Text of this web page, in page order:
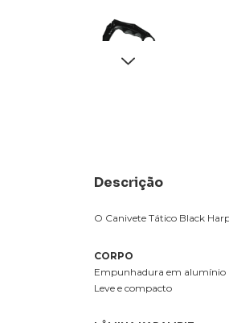
Descrição
O Canivete Tático Black
CORPO
Empunhadura em alumínio
Leve e compacto